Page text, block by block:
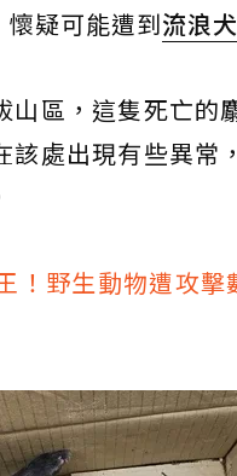
疑可能遭到流浪犬
區，這隻死亡的
處出現有些異常
！野生動物遭攻